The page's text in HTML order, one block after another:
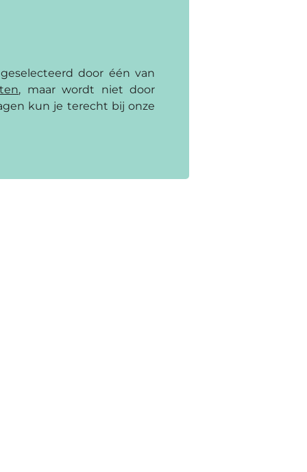
door één van
, maar wordt niet door
kun je terecht bij onze